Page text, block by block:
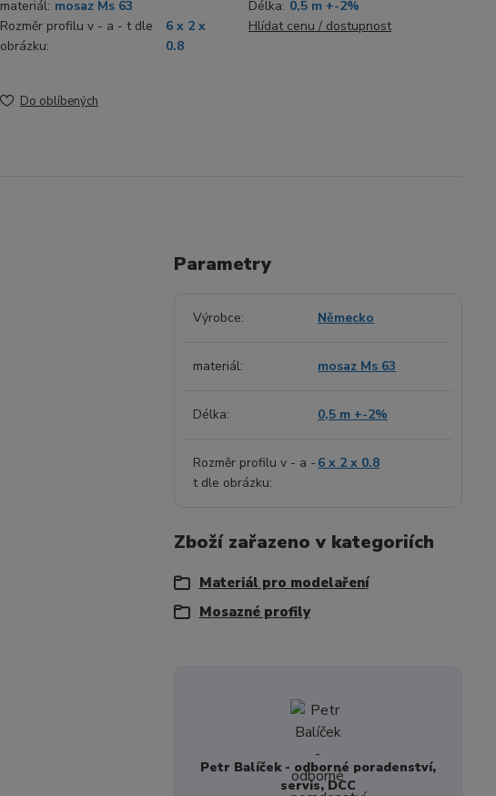
materiál: mosaz Ms 63 Délka: 0,5 m +-2%
Rozměr profilu v - a - t dle
obrázku:
6 x 2 x
0.8
Hlídat cenu / dostupnost
Do oblíbených
Parametry
Výrobce Německo
materiál mosaz Ms 63
Délka 0,5 m +-2%
Rozměr profilu v - a -
t dle obrázku
6 x 2 x 0.8
Zboží zařazeno v kategoriích
Materiál pro modelaření
Mosazné profily
Petr Balíček - odborné poradenství,
servis, DCC